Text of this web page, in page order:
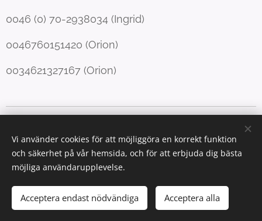
0046 (0) 70-2938034 (Ingrid)
0046760151420 (Orion)
0034621327167 (Orion)
English
Norsk
Valutor
SEK kr EUR €
Vi använder cookies för att möjliggöra en korrekt funktion
och säkerhet på vår hemsida, och för att erbjuda dig bästa
möjliga användarupplevelse.
Acceptera endast nödvändiga Acceptera alla